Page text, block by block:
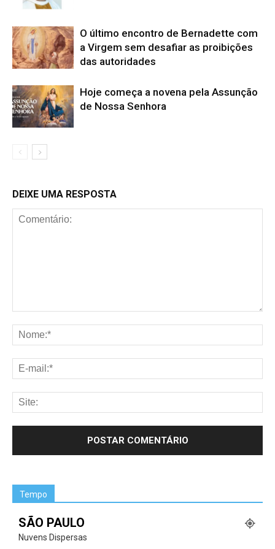
O último encontro de Bernadette com
a Virgem sem desafiar as proibições
das autoridades
Hoje começa a novena pela Assunção
de Nossa Senhora
DEIXE UMA RESPOSTA
Tempo
SÃO PAULO
Nuvens Dispersas